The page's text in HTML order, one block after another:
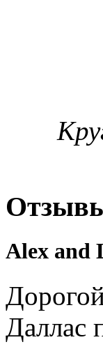
Alex and
Даллас